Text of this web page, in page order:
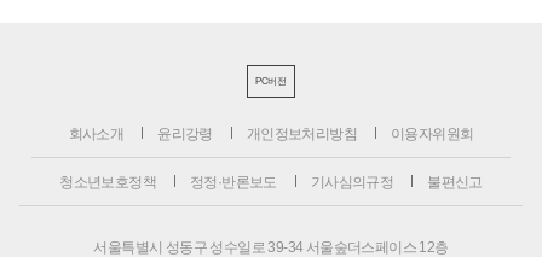
PC버전
회사소개 윤리강령 개인정보처리방침 이용자위원회
청소년보호정책 정정·반론보도 기사심의규정 불편신고
서울특별시 성동구 성수일로 39-34 서울숲더스페이스 12층